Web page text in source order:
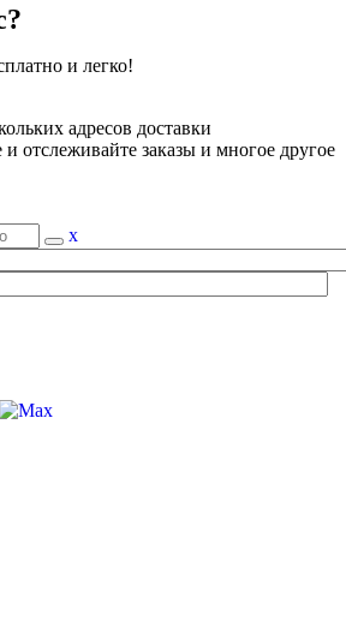
и легко!
адресов доставки
отслеживайте заказы и многое другое
x